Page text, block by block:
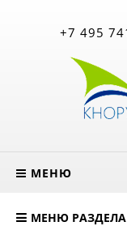
+7 495
МЕНЮ
МЕНЮ РАЗДЕЛА